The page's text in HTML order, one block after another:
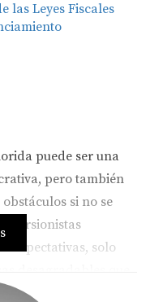
las Leyes Fiscales
puede ser una
pero también
si no se
expectativas, solo
poco de